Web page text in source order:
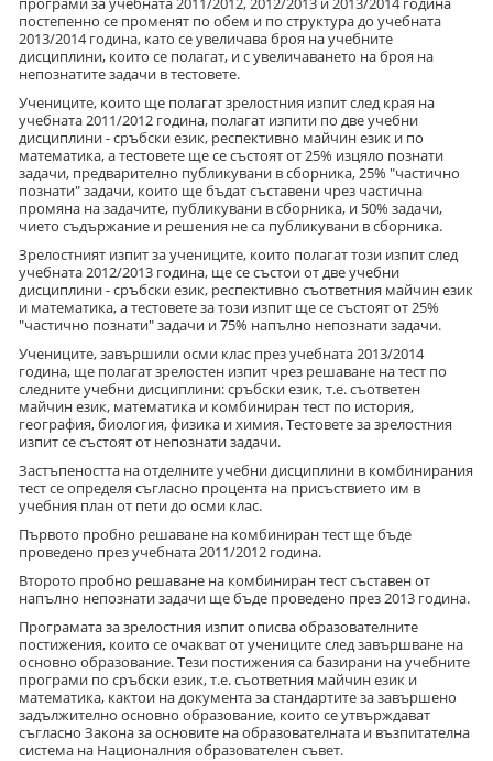
постепенно се променят по обем и по структура до учебната
2013/2014 година, като се увеличава броя на учебните
дисциплини, които се полагат, и с увеличаването на броя на
непознатите задачи в тестовете.
Учениците, които ще полагат зрелостния изпит след края на
учебната 2011/2012 година, полагат изпити по две учебни
дисциплини - сръбски език, респективно майчин език и по
математика, а тестовете ще се състоят от 25% изцяло познати
задачи, предварително публикувани в сборника, 25% "частично
познати" задачи, които ще бъдат съставени чрез частична
промяна на задачите, публикувани в сборника, и 50% задачи,
чието съдържание и решения не са публикувани в сборника.
Зрелостният изпит за учениците, които полагат този изпит след
учебната 2012/2013 година, ще се състои от две учебни
дисциплини - сръбски език, респективно съответния майчин език
и математика, а тестовете за този изпит ще се състоят от 25%
"частично познати" задачи и 75% напълно непознати задачи.
Учениците, завършили осми клас през учебната 2013/2014
година, ще полагат зрелостен изпит чрез решаване на тест по
следните учебни дисциплини: сръбски език, т.е. съответен
майчин език, математика и комбиниран тест по история,
география, биология, физика и химия. Тестовете за зрелостния
изпит се състоят от непознати задачи.
Застъпеността на отделните учебни дисциплини в комбинирания
тест се определя съгласно процента на присъствието им в
учебния план от пети до осми клас.
Първото пробно решаване на комбиниран тест ще бъде
проведено през учебната 2011/2012 година.
Второто пробно решаване на комбиниран тест съставен от
напълно непознати задачи ще бъде проведено през 2013 година.
Програмата за зрелостния изпит описва образователните
постижения, които се очакват от учениците след завършване на
основно образование. Тези постижения са базирани на учебните
програми по сръбски език, т.е. съответния майчин език и
математика, кактoи на документа за стандартите за завършено
задължително основно образование, които се утвърждават
съгласно Закона за основите на образователната и възпитателна
система на Националния образователен съвет.